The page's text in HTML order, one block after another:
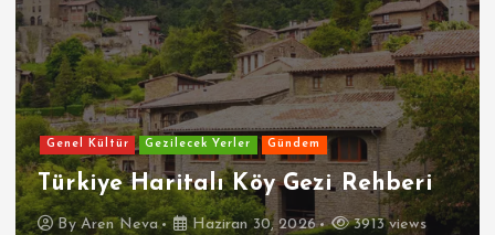
Genel Kültür Gezilecek Yerler Gündem
Türkiye Haritalı Köy Gezi Rehberi
ByAren Neva Haziran 30, 2026 3913 views